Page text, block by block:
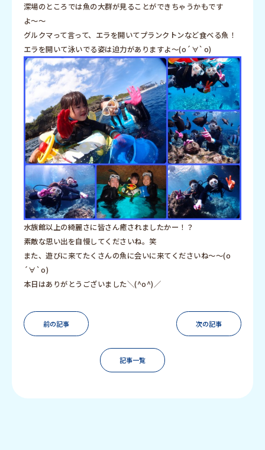
深場のところでは魚の大群が見ることができちゃうかもです
よ〜〜
グルクマって言って、エラを開いてプランクトンなど食べる魚！
エラを開いて泳いでる姿は迫力がありますよ〜(о´∀`о)
水族館以上の綺麗さに皆さん癒されましたかー！？
素敵な思い出を自慢してくださいね。笑
また、遊びに来てたくさんの魚に会いに来てくださいね〜〜(о
´∀`о)
本日はありがとうございました＼(^o^)／
前の記事
記事一覧
次の記事